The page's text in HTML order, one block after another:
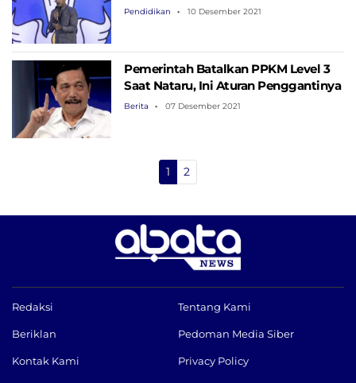
Pendidikan 10 Desember 2021
Pemerintah Batalkan PPKM Level 3
Saat Nataru, Ini Aturan Penggantinya
Berita 07 Desember 2021
1 2
Redaksi Tentang Kami
Beriklan Pedoman Media Siber
Kontak Kami Privacy Policy